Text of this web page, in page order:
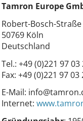
Tamron Europe
Robert-Bosch-Straße
50769 Köln
Deutschland
Tel.: +49 (0)221 97 03
Fax: +49 (0)221 97 03
E-Mail:
Internet: